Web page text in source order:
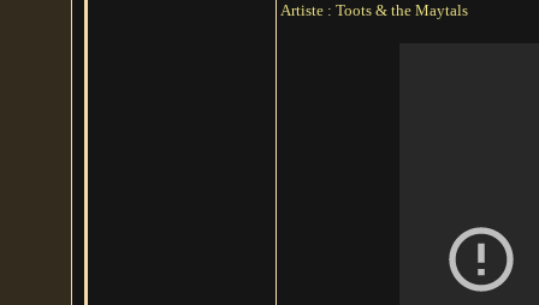
Artiste : Toots & the Maytals